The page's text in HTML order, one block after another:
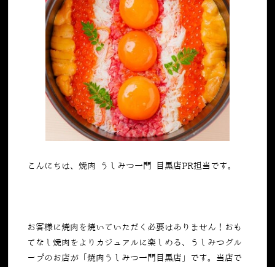
こんにちは、焼肉 うしみつ一門 目黒店PR担当です。
お客様に焼肉を焼いていただく必要はありません！おも
てなし焼肉をよりカジュアルに楽しめる、うしみつグル
ープのお店が「焼肉うしみつ一門目黒店」です。当店で